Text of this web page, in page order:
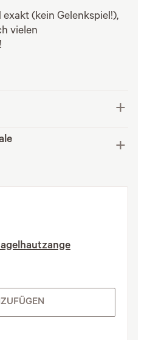
(kein Gelenkspiel!),
vielen